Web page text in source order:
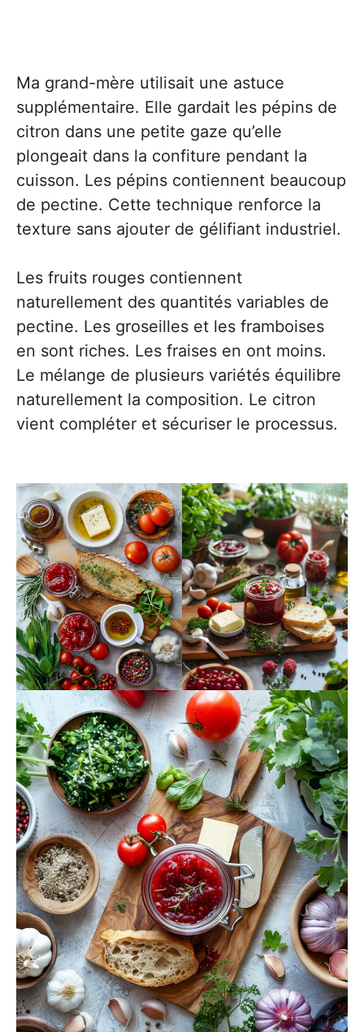
Ma grand-mère utilisait une astuce
supplémentaire. Elle gardait les pépins de
citron dans une petite gaze qu’elle
plongeait dans la confiture pendant la
cuisson. Les pépins contiennent beaucoup
de pectine. Cette technique renforce la
texture sans ajouter de gélifiant industriel.
Les fruits rouges contiennent
naturellement des quantités variables de
pectine. Les groseilles et les framboises
en sont riches. Les fraises en ont moins.
Le mélange de plusieurs variétés équilibre
naturellement la composition. Le citron
vient compléter et sécuriser le processus.